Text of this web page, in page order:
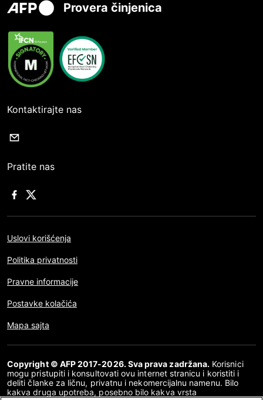
Provera činjenica
Kontaktirajte nas
Pratite nas
Uslovi korišćenja
Politika privatnosti
Pravne informacije
Postavke kolačića
Mapa sajta
Copyright © AFP 2017-2026. Sva prava zadržana. Korisnici
mogu pristupiti i konsultovati ovu internet stranicu i koristiti i
deliti članke za ličnu, privatnu i nekomercijalnu namenu. Bilo
kakva druga upotreba, posebno bilo kakva vrsta